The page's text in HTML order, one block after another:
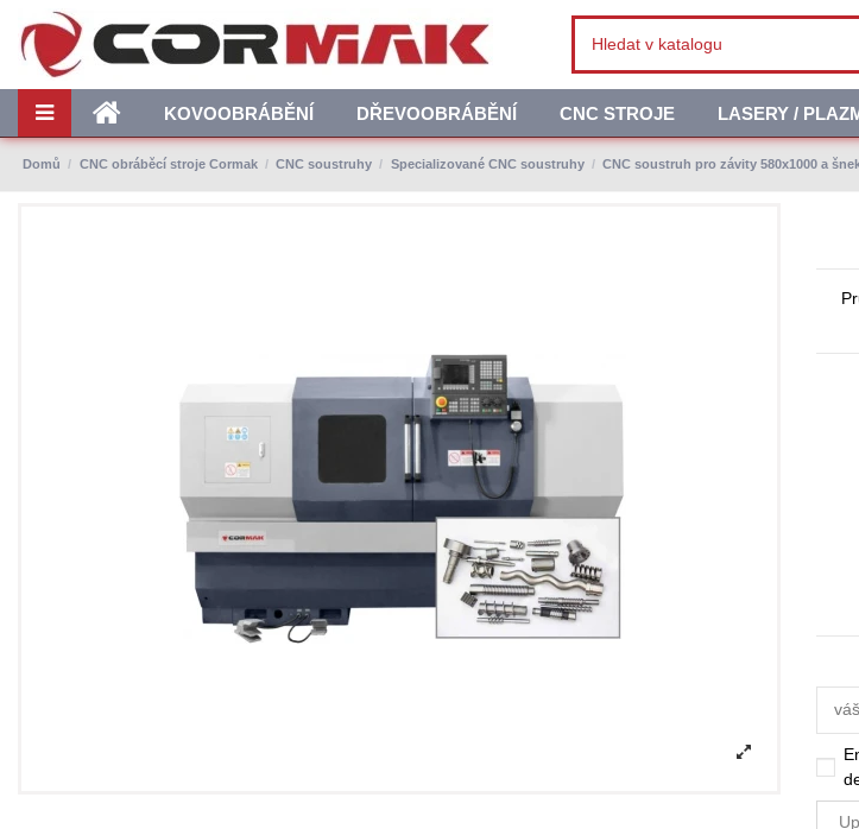
KOVOOBRÁBĚNÍ DŘEVOOBRÁBĚNÍ CNC STROJE LASERY /
Domů CNC obráběcí stroje Cormak CNC soustruhy Specializované CNC soustruhy CNC soustruh pro závity 580x1000 a